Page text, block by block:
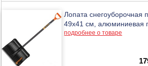
Лопата снегоуборочная
49х41 см, алюминиевая
подробнее о товаре